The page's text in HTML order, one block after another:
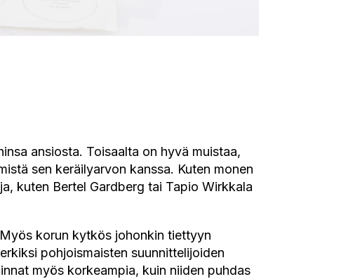
ansiosta. Toisaalta on hyvä muistaa,
sen keräilyarvon kanssa. Kuten monen
kuten Bertel Gardberg tai Tapio Wirkkala
korun kytkös johonkin tiettyyn
pohjoismaisten suunnittelijoiden
myös korkeampia, kuin niiden puhdas